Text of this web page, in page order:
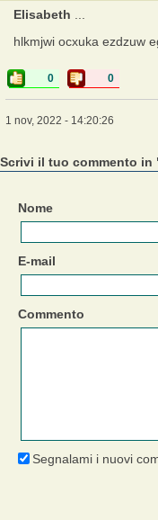
Elisabeth
hlkmjwi ocxuka ezdzuw
0 0
1 nov, 2022 - 14:20:26
Scrivi il tuo commento in
Nome
E-mail
Commento
Segnalami i nuovi